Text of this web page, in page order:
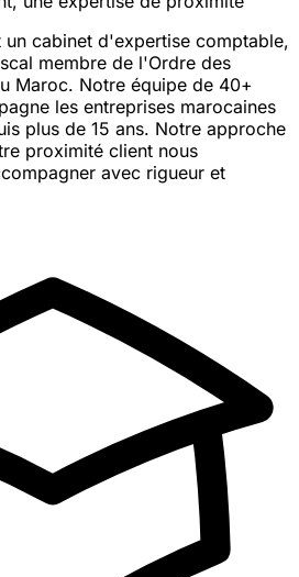
un cabinet d'expertise comptable,
membre de l'Ordre des
Maroc. Notre équipe de 40+
les entreprises marocaines
plus de 15 ans. Notre approche
proximité client nous
avec rigueur et